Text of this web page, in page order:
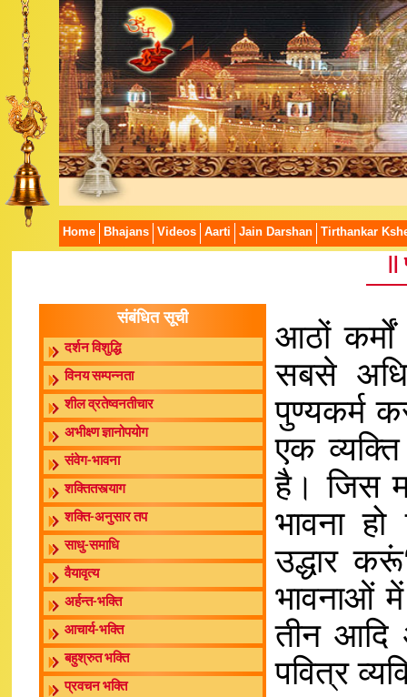
Home Bhajans Videos Aarti Jain Darshan Tirthankar
संबंधित सूची
दर्शन विशुद्धि
विनय सम्पन्नता
शील व्रतेष्वनतीचार
अभीक्ष्ण ज्ञानोपयोग
संवेग-भावना
शक्तितस्त्याग
शक्ति-अनुसार तप
साधु-समाधि
वैयावृत्य
अर्हन्त-भक्ति
आचार्य-भक्ति
बहुश्रुत भक्ति
प्रवचन भक्ति
आठों कर्मों
सबसे
पुण्यकर्म
एक व्यक्ति
है। जिस
भावना
उद्धार
भावनाओं
तीन आदि
पवित्र